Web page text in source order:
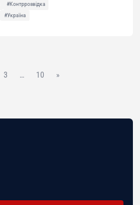
#Контррозвідка
#Україна
3 … 10 »